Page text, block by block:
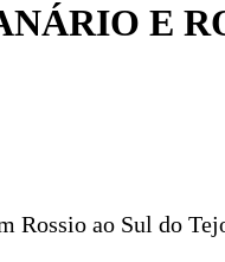
E
Rossio ao Sul do